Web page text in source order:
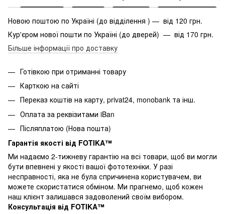
Новою поштою по Україні (до відділення ) — від 120 грн.
Кур'єром нової пошти по Україні (до дверей) — від 170 грн.
Більше інформації про доставку
Готівкою при отриманні товару
Карткою на сайті
Переказ коштів на карту, privat24, monobank та інш.
Оплата за реквізитами iBan
Післяплатою (Нова пошта)
Гарантія якості від FOTIKA™
Ми надаємо 2-тижневу гарантію на всі товари, щоб ви могли
бути впевнені у якості вашої фототехніки. У разі
несправності, яка не була спричинена користувачем, ви
можете скористатися обміном. Ми прагнемо, щоб кожен
наш клієнт залишався задоволений своїм вибором.
Консультація від FOTIKA™